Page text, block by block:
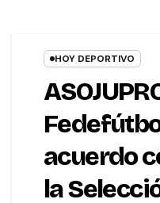
HOY DEPORTIVO
acuerdo
la